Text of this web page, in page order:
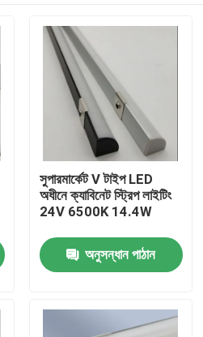
সুপারমার্কেট V টাইপ LED
অধীনে ক্যাবিনেট স্ট্রিপ লাইটিং
24V 6500K 14.4W
অনুসন্ধান পাঠান